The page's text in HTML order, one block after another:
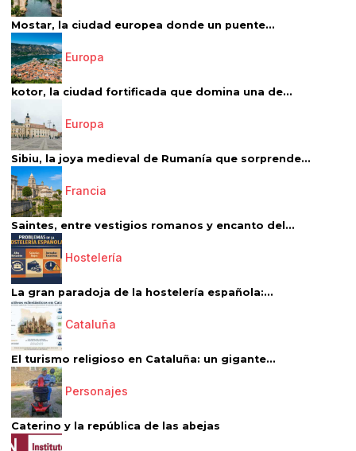
Mostar, la ciudad europea donde un puente...
Europa
kotor, la ciudad fortificada que domina una de...
Europa
Sibiu, la joya medieval de Rumanía que sorprende...
Francia
Saintes, entre vestigios romanos y encanto del...
Hostelería
La gran paradoja de la hostelería española:...
Cataluña
El turismo religioso en Cataluña: un gigante...
Personajes
Caterino y la república de las abejas